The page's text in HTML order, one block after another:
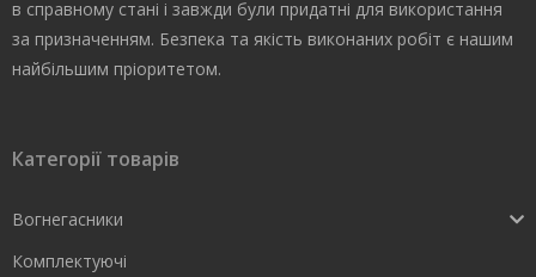
в справному стані і завжди були придатні для використання
за призначенням. Безпека та якість виконаних робіт є нашим
найбільшим пріоритетом.
Категорії товарів
Вогнегасники
Комплектуючі